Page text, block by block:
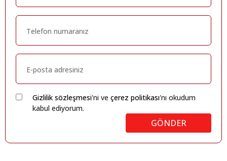
Gizlilik sözleşmesi'ni ve çerez politikası'nı okudum
kabul ediyorum.
GÖNDER